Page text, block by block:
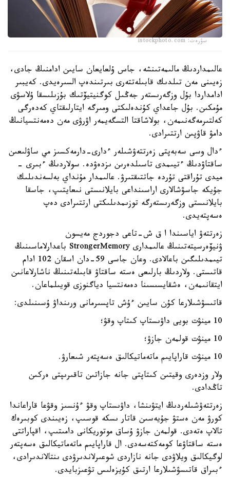
سۋرەت: istockphoto.com
عالىمداردىڭ مالىمەتىنشە، جاس ۇلعايعان سايىن ادامنىڭ جادى،
زەيىنى مەن تىلدىك قابىلەتتەرى بىرتىندەپ السىرەيدى. كەيبىر
ادامداردا بۇل وزگەرىستەر جەڭىل كوگنيتيۆتىك بۇزىلىسقا ۇلاسۋى
مۇمكىن. بۇل جاعداي كۇندەلىكتى ومىرگە ايتارلىقتاي كەدەرگى
كەلتىرمەگەنىمەن، بولاشاقتا التسگەيمەر اۋرۋى مەن دەمەنتسيانىڭ
دامۋ قاۋپىن ارتتىرادى.
ءدال وسى سەبەپتى زەرتتەۋشىلەر ءدارى-دارمەكسىز مي ساۋلىعىن
ساقتاۋدىڭ ءتيىمدى تاسىلدەرىن ىزدەۋدە. سولاردىڭ ءبىرى -
ميدى تۇراقتى تۇردە جاتتىقتىرۋ. عالىمدار مۇنداي بەلسەندىلىك
جۇيكە جاسۋشالارى اراسىنداعى بايلانىستى نىعايتىپ، جاسقا
بايلانىستى وزگەرىستەرگە توزىمدىلىكتى ارتتىرادى دەپ
ەسەپتەيدى.
زەرتتەۋ اياسىندا ا ق ش-تاعى دجوردج مەيسون
ۋنيۆەرسيتەتىنىڭ عالىمدارى StrongerMemory باعدارلاماسىنىڭ
تيىمدىلىگىن باعالادى. وعان جاسى 59-دان اسقان 102 ادام
قاتىستى. ولاردىڭ بارلىعى ەستە ساقتاۋ قابىلەتىنىڭ ناشارلاعانىن
ايتقانىمەن، ەشقايسىسىنا دەمەنتسيا دياگنوزى قويىلماعان.
قاتىسۋشىلارعا كۇن سايىن ءۇش تاپسىرمانى ورىنداۋ ۇسىنىلدى:
10 مينۋت بويى داۋىستاپ كىتاپ وقۋ؛
10 مينۋت قولمەن جازۋ؛
10 مينۋت قاراپايىم ماتەماتيكالىق ەسەپتەر شىعارۋ.
ولار وزدەرى وقيتىن كىتاپتى جانە جازاتىن تاقىرىپتى ەركىن
تاڭدادى.
زەرتتەۋشىلەردىڭ ايتۋىنشا، داۋىستاپ وقۋ ءۇنسىز وقۋعا قاراعاندا
كورۋ مەن ەستۋ جۇيەسىن قاتار ىسكە قوسىپ، زەيىندى كوبىرەك
تالاپ ەتەدى. قولمەن جازۋ ۇساق موتوريكانى دامىتىپ، اقپاراتتى
ەستە ساقتاۋعا كومەكتەسەدى. ال قاراپايىم ماتەماتيكالىق ەسەپتەر
لوگيكالىق ويلاۋدى جانە نازاردى شوعىرلاندىرۋدى ىنتالاندىرادى،
ءبىراق قاتىسۋشىلارعا ارتىق كۇيزەلىس تۋعىزبايدى.